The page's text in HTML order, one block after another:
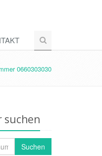
0660303030
suchen
Suchen